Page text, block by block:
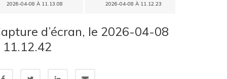
2026-04-08 À 11.13.08
2026-04-08 À 11.12.23
d’écran, le 2026-04-08
11.12.42